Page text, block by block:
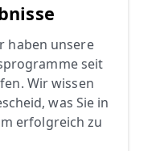
haben unsere
seit
Wir wissen
was Sie in
erfolgreich zu